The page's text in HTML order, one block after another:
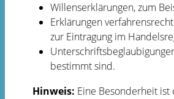
Willenserklärungen, zum
Erklärungen
zur Eintragung im
bestimmt sind.
Hinweis: Eine Besonderheit